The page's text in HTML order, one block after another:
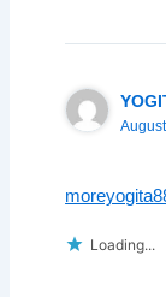
Loading...